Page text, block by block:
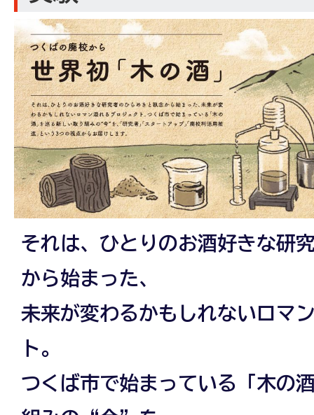
それは、ひとりのお酒好きな研
から始まった、
未来が変わるかもしれないロマ
ト。
つくば市で始まっている「木の